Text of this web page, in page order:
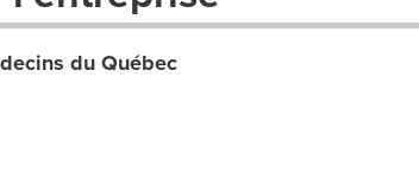
du Québec